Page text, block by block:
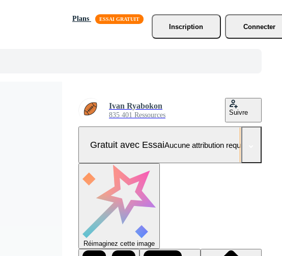
Plans
Inscription
Connecter
Ivan Ryabokon
835 401 Ressources Suivre
Gratuit avec EssaiAucune attribution requise
Réimaginez cette image